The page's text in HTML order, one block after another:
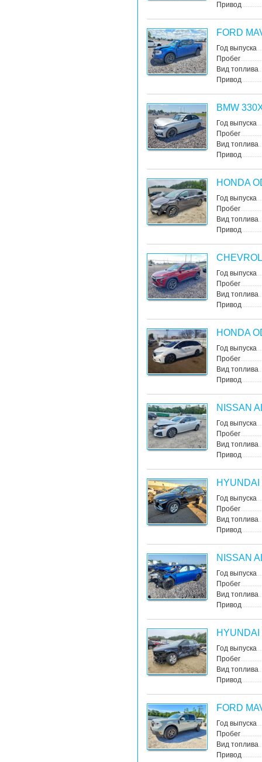
Привод
FORD
Год выпуска
Пробег
Вид топлива
Привод
BMW
Год выпуска
Пробег
Вид топлива
Привод
HONDA
Год выпуска
Пробег
Вид топлива
Привод
Год выпуска
Пробег
Вид топлива
Привод
HONDA
Год выпуска
Пробег
Вид топлива
Привод
NISSAN
Год выпуска
Пробег
Вид топлива
Привод
Год выпуска
Пробег
Вид топлива
Привод
NISSAN
Год выпуска
Пробег
Вид топлива
Привод
HYUNDAI
Год выпуска
Пробег
Вид топлива
Привод
FORD
Год выпуска
Пробег
Вид топлива
Привод